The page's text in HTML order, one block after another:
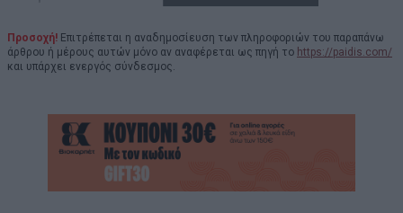
Προσοχή! Επιτρέπεται η αναδημοσίευση των πληροφοριών του παραπάνω
άρθρου ή μέρους αυτών μόνο αν αναφέρεται ως πηγή το https://paidis.com/
και υπάρχει ενεργός σύνδεσμος.